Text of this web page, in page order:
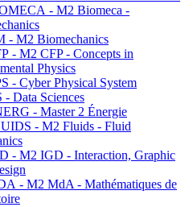
- M2 Biomeca -
- M2 Biomechanics
- M2 CFP - Concepts in
Physics
- Cyber Physical System
- Data Sciences
- Master 2 Énergie
- M2 Fluids - Fluid
- M2 IGD - Interaction, Graphic
- M2 MdA - Mathématiques de